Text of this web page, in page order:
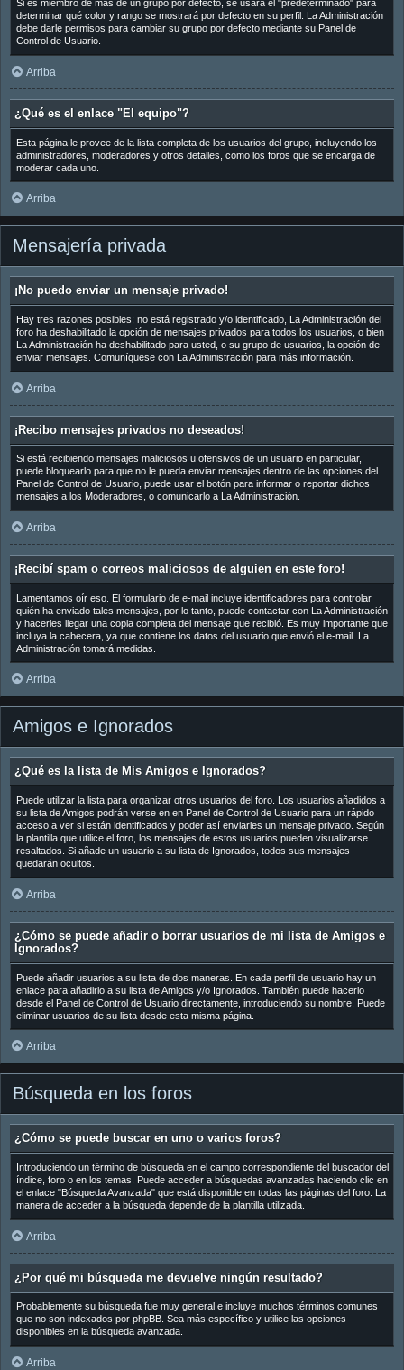
Si es miembro de más de un grupo por defecto, se usará el "predeterminado" para
determinar qué color y rango se mostrará por defecto en su perfil. La Administración
debe darle permisos para cambiar su grupo por defecto mediante su Panel de
Control de Usuario.
Arriba
¿Qué es el enlace "El equipo"?
Esta página le provee de la lista completa de los usuarios del grupo, incluyendo los
administradores, moderadores y otros detalles, como los foros que se encarga de
moderar cada uno.
Arriba
Mensajería privada
¡No puedo enviar un mensaje privado!
Hay tres razones posibles; no está registrado y/o identificado, La Administración del
foro ha deshabilitado la opción de mensajes privados para todos los usuarios, o bien
La Administración ha deshabilitado para usted, o su grupo de usuarios, la opción de
enviar mensajes. Comuníquese con La Administración para más información.
Arriba
¡Recibo mensajes privados no deseados!
Si está recibiendo mensajes maliciosos u ofensivos de un usuario en particular,
puede bloquearlo para que no le pueda enviar mensajes dentro de las opciones del
Panel de Control de Usuario, puede usar el botón para informar o reportar dichos
mensajes a los Moderadores, o comunicarlo a La Administración.
Arriba
¡Recibí spam o correos maliciosos de alguien en este foro!
Lamentamos oír eso. El formulario de e-mail incluye identificadores para controlar
quién ha enviado tales mensajes, por lo tanto, puede contactar con La Administración
y hacerles llegar una copia completa del mensaje que recibió. Es muy importante que
incluya la cabecera, ya que contiene los datos del usuario que envió el e-mail. La
Administración tomará medidas.
Arriba
Amigos e Ignorados
¿Qué es la lista de Mis Amigos e Ignorados?
Puede utilizar la lista para organizar otros usuarios del foro. Los usuarios añadidos a
su lista de Amigos podrán verse en en Panel de Control de Usuario para un rápido
acceso a ver si están identificados y poder así enviarles un mensaje privado. Según
la plantilla que utilice el foro, los mensajes de estos usuarios pueden visualizarse
resaltados. Si añade un usuario a su lista de Ignorados, todos sus mensajes
quedarán ocultos.
Arriba
¿Cómo se puede añadir o borrar usuarios de mi lista de Amigos e
Ignorados?
Puede añadir usuarios a su lista de dos maneras. En cada perfil de usuario hay un
enlace para añadirlo a su lista de Amigos y/o Ignorados. También puede hacerlo
desde el Panel de Control de Usuario directamente, introduciendo su nombre. Puede
eliminar usuarios de su lista desde esta misma página.
Arriba
Búsqueda en los foros
¿Cómo se puede buscar en uno o varios foros?
Introduciendo un término de búsqueda en el campo correspondiente del buscador del
índice, foro o en los temas. Puede acceder a búsquedas avanzadas haciendo clic en
el enlace "Búsqueda Avanzada" que está disponible en todas las páginas del foro. La
manera de acceder a la búsqueda depende de la plantilla utilizada.
Arriba
¿Por qué mi búsqueda me devuelve ningún resultado?
Probablemente su búsqueda fue muy general e incluye muchos términos comunes
que no son indexados por phpBB. Sea más específico y utilice las opciones
disponibles en la búsqueda avanzada.
Arriba